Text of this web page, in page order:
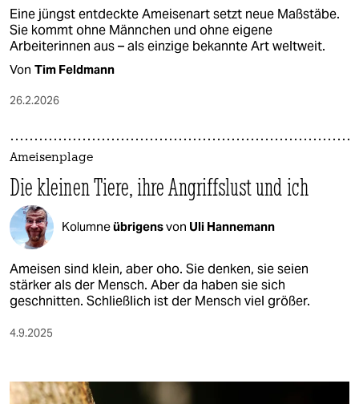
Eine jüngst entdeckte Ameisenart setzt neue Maßstäbe.
Sie kommt ohne Männchen und ohne eigene
Arbeiterinnen aus – als einzige bekannte Art weltweit.
Von Tim Feldmann
26.2.2026
Ameisenplage
Die kleinen Tiere, ihre Angriffslust und ich
Kolumneübrigensvon Uli Hannemann
Ameisen sind klein, aber oho. Sie denken, sie seien
stärker als der Mensch. Aber da haben sie sich
geschnitten. Schließlich ist der Mensch viel größer.
4.9.2025